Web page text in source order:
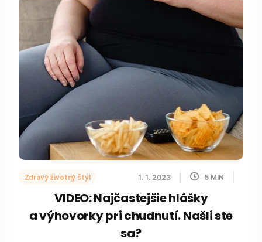
Zdravý životný štýl 1. 1. 2023 5 MIN
VIDEO: Najčastejšie hlášky
a výhovorky pri chudnutí. Našli ste
sa?